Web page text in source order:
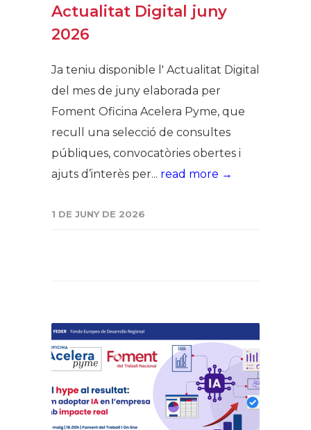
Actualitat Digital juny
2026
Ja teniu disponible l' Actualitat Digital
del mes de juny elaborada per
Foment Oficina Acelera Pyme, que
recull una selecció de consultes
públiques, convocatòries obertes i
ajuts d’interès per... read more →
1 DE JUNY DE 2026